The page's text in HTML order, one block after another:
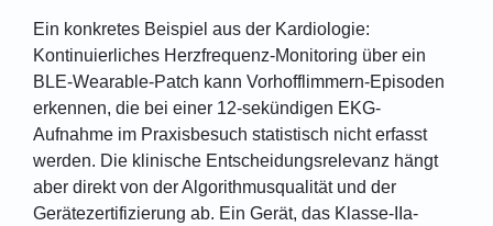
Ein konkretes Beispiel aus der Kardiologie:
Kontinuierliches Herzfrequenz-Monitoring über ein
BLE-Wearable-Patch kann Vorhofflimmern-Episoden
erkennen, die bei einer 12-sekündigen EKG-
Aufnahme im Praxisbesuch statistisch nicht erfasst
werden. Die klinische Entscheidungsrelevanz hängt
aber direkt von der Algorithmusqualität und der
Gerätezertifizierung ab. Ein Gerät, das Klasse-IIa-